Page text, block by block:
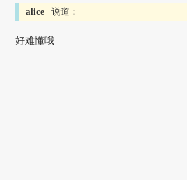
alice 说道：
好难懂哦